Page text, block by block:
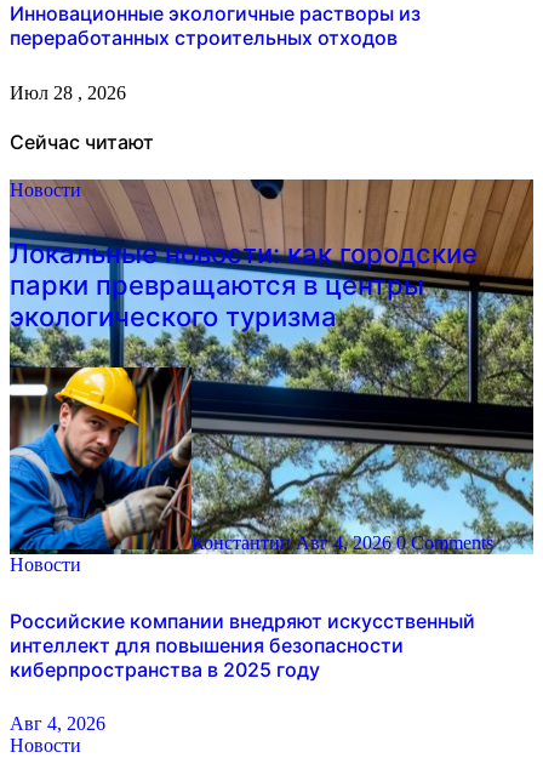
Инновационные экологичные растворы из
переработанных строительных отходов
Июл 28 , 2026
Сейчас читают
Новости
Локальные новости: как городские
парки превращаются в центры
экологического туризма
КонстантинАвг 4, 2026 0 Comments
Новости
Российские компании внедряют искусственный
интеллект для повышения безопасности
киберпространства в 2025 году
Авг 4, 2026
Новости